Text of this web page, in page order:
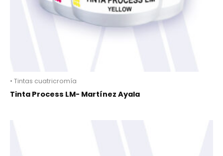
• Tintas cuatricromía
Tinta Process LM- Martínez Ayala